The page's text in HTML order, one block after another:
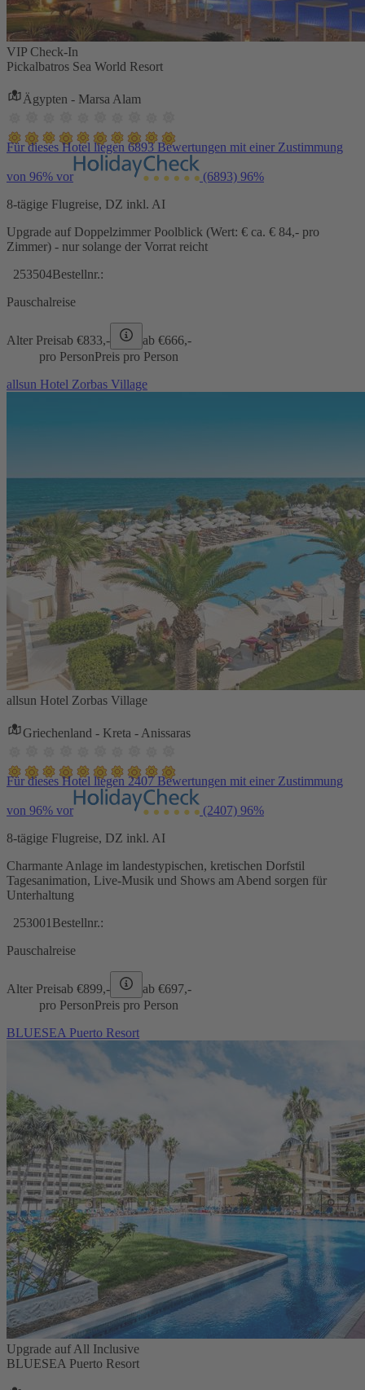
VIP Check-In
Pickalbatros Sea World Resort
Ägypten - Marsa Alam
Für dieses Hotel liegen 6893 Bewertungen mit einer Zustimmung
von 96% vor (6893) 96%
8-tägige Flugreise, DZ inkl. AI
Upgrade auf Doppelzimmer Poolblick (Wert: € ca. € 84,- pro
Zimmer) - nur solange der Vorrat reicht
253504Bestellnr.:
Pauschalreise
Alter Preisab €833,- ab €666,-
pro PersonPreis pro Person
allsun Hotel Zorbas Village
allsun Hotel Zorbas Village
Griechenland - Kreta - Anissaras
Für dieses Hotel liegen 2407 Bewertungen mit einer Zustimmung
von 96% vor (2407) 96%
8-tägige Flugreise, DZ inkl. AI
Charmante Anlage im landestypischen, kretischen Dorfstil
Tagesanimation, Live-Musik und Shows am Abend sorgen für
Unterhaltung
253001 Bestellnr.:
Pauschalreise
Alter Preisab €899,- ab €697,-
pro PersonPreis pro Person
BLUESEA Puerto Resort
Upgrade auf All Inclusive
BLUESEA Puerto Resort